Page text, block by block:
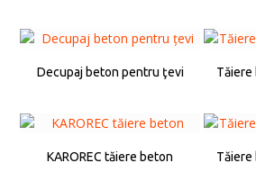
Decupaj beton pentru ţevi Tăiere
KAROREC tăiere beton Tăiere